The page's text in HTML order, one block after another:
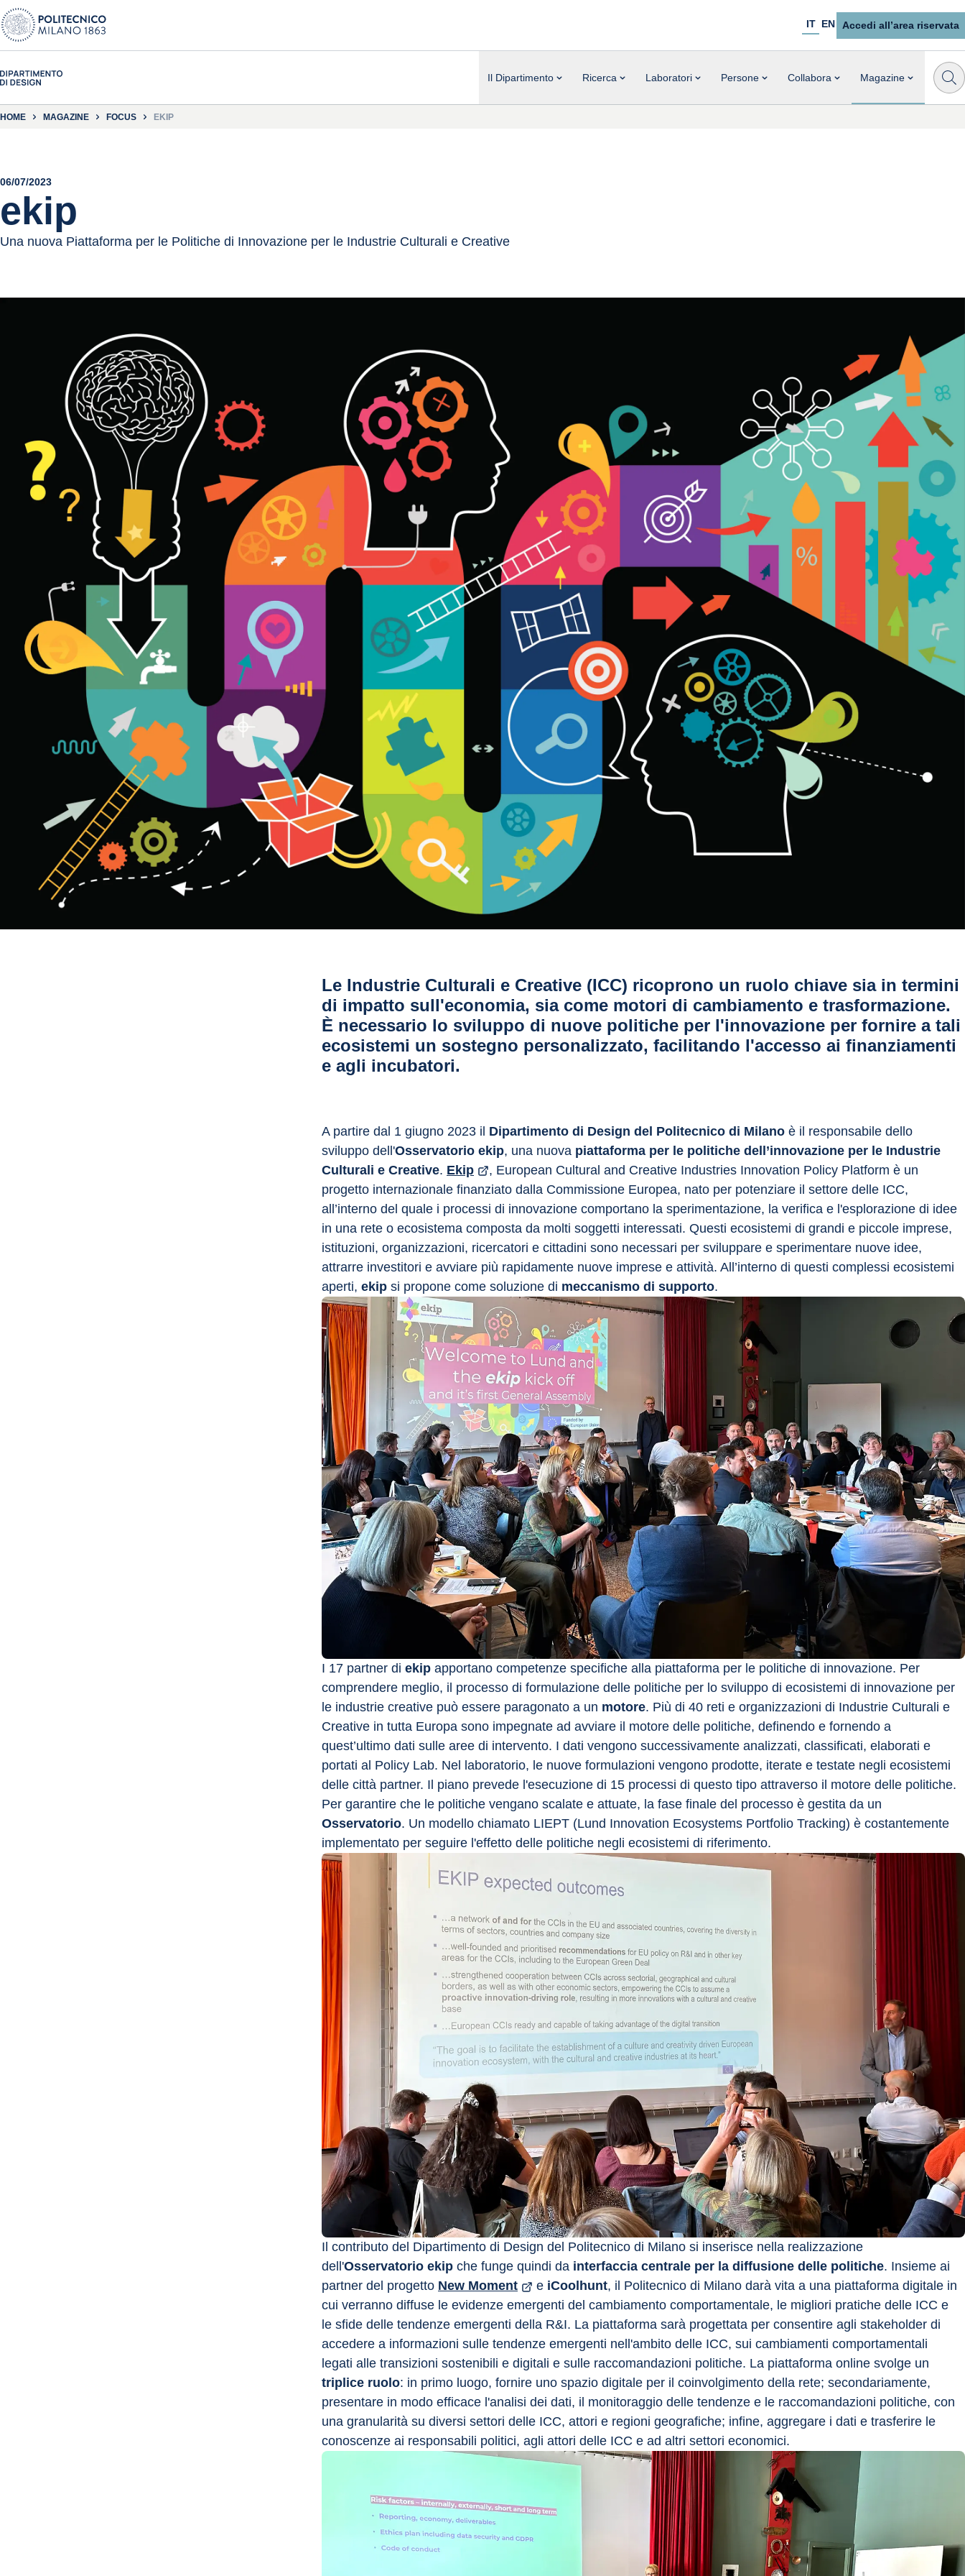
IT EN Accedi all’area riservata
Il Dipartimento Ricerca Laboratori Persone Collabora Magazine
HOME MAGAZINE FOCUS EKIP
06/07/2023
ekip
Una nuova Piattaforma per le Politiche di Innovazione per le Industrie Culturali e Creative
Le Industrie Culturali e Creative (ICC) ricoprono un ruolo chiave sia in termini
di impatto sull'economia, sia come motori di cambiamento e trasformazione.
È necessario lo sviluppo di nuove politiche per l'innovazione per fornire a tali
ecosistemi un sostegno personalizzato, facilitando l'accesso ai finanziamenti
e agli incubatori.
A partire dal 1 giugno 2023 il Dipartimento di Design del Politecnico di Milano è il responsabile dello
sviluppo dell'Osservatorio ekip, una nuova piattaforma per le politiche dell’innovazione per le Industrie
Culturali e Creative. Ekip
, European Cultural and Creative Industries Innovation Policy Platform è un
progetto internazionale finanziato dalla Commissione Europea, nato per potenziare il settore delle ICC,
all’interno del quale i processi di innovazione comportano la sperimentazione, la verifica e l'esplorazione di idee
in una rete o ecosistema composta da molti soggetti interessati. Questi ecosistemi di grandi e piccole imprese,
istituzioni, organizzazioni, ricercatori e cittadini sono necessari per sviluppare e sperimentare nuove idee,
attrarre investitori e avviare più rapidamente nuove imprese e attività. All’interno di questi complessi ecosistemi
aperti, ekip si propone come soluzione di meccanismo di supporto.
I 17 partner di ekip apportano competenze specifiche alla piattaforma per le politiche di innovazione. Per
comprendere meglio, il processo di formulazione delle politiche per lo sviluppo di ecosistemi di innovazione per
le industrie creative può essere paragonato a un motore. Più di 40 reti e organizzazioni di Industrie Culturali e
Creative in tutta Europa sono impegnate ad avviare il motore delle politiche, definendo e fornendo a
quest’ultimo dati sulle aree di intervento. I dati vengono successivamente analizzati, classificati, elaborati e
portati al Policy Lab. Nel laboratorio, le nuove formulazioni vengono prodotte, iterate e testate negli ecosistemi
delle città partner. Il piano prevede l'esecuzione di 15 processi di questo tipo attraverso il motore delle politiche.
Per garantire che le politiche vengano scalate e attuate, la fase finale del processo è gestita da un
Osservatorio. Un modello chiamato LIEPT (Lund Innovation Ecosystems Portfolio Tracking) è costantemente
implementato per seguire l'effetto delle politiche negli ecosistemi di riferimento.
Il contributo del Dipartimento di Design del Politecnico di Milano si inserisce nella realizzazione
dell'Osservatorio ekip che funge quindi da interfaccia centrale per la diffusione delle politiche. Insieme ai
partner del progetto New Moment e iCoolhunt, il Politecnico di Milano darà vita a una piattaforma digitale in
cui verranno diffuse le evidenze emergenti del cambiamento comportamentale, le migliori pratiche delle ICC e
le sfide delle tendenze emergenti della R&I. La piattaforma sarà progettata per consentire agli stakeholder di
accedere a informazioni sulle tendenze emergenti nell'ambito delle ICC, sui cambiamenti comportamentali
legati alle transizioni sostenibili e digitali e sulle raccomandazioni politiche. La piattaforma online svolge un
triplice ruolo: in primo luogo, fornire uno spazio digitale per il coinvolgimento della rete; secondariamente,
presentare in modo efficace l'analisi dei dati, il monitoraggio delle tendenze e le raccomandazioni politiche, con
una granularità su diversi settori delle ICC, attori e regioni geografiche; infine, aggregare i dati e trasferire le
conoscenze ai responsabili politici, agli attori delle ICC e ad altri settori economici.